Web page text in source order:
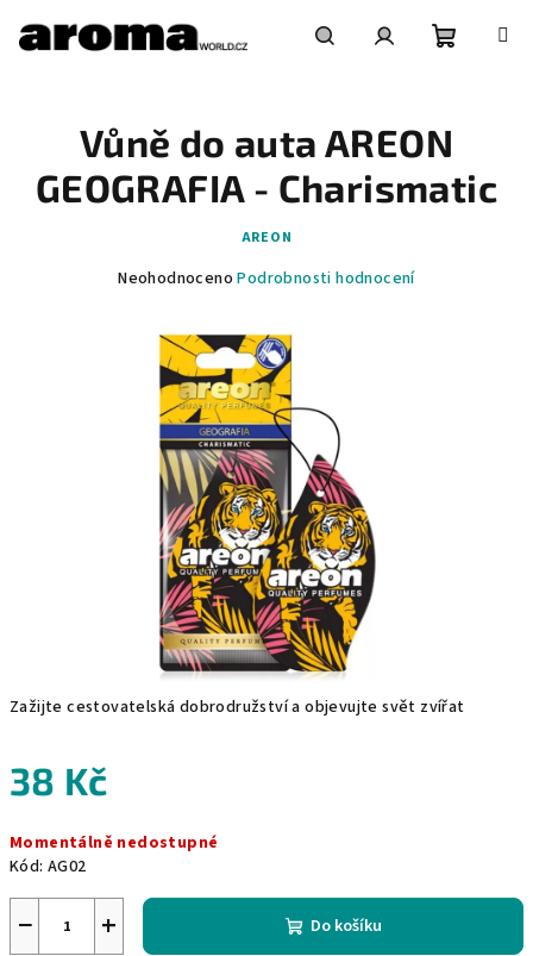
obsah
košík
Zažijte cestovatelská dobrodružství a objevujte svět zvířat
38 Kč
cena:
Momentálně nedostupné
Kód: AG02
+
− Do košíku
Vůně do auta AREON
GEOGRAFIA - Charismatic
AREON
Průměrné
hvězdiček.
Neohodnoceno Podrobnosti hodnocení